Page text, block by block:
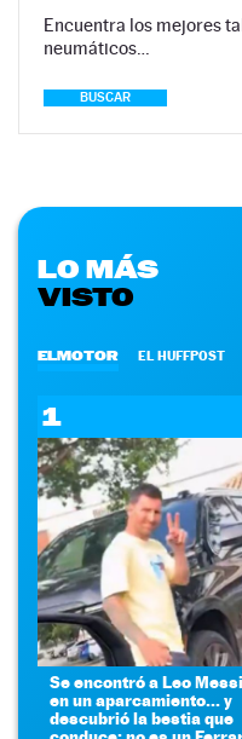
Encuentra los mejores
neumáticos…
BUSCAR
LO MÁS
VISTO
ELMOTOR EL HUFFPOST
1
Se encontró a Leo Messi
en un aparcamiento... y
descubrió la bestia que